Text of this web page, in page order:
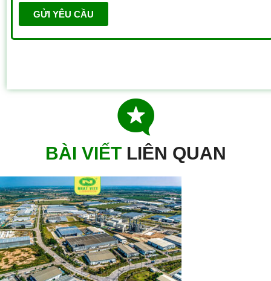
GỬI YÊU CẦU
BÀI VIẾT LIÊN QUAN